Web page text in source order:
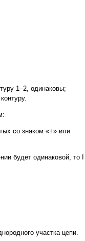
1–2, одинаковы;
со знаком «+» или
будет одинаковой, то I
участка цепи.